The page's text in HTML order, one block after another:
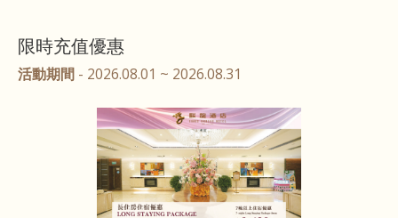
限時充值優惠
活動期間 - 2026.08.01 ~ 2026.08.31